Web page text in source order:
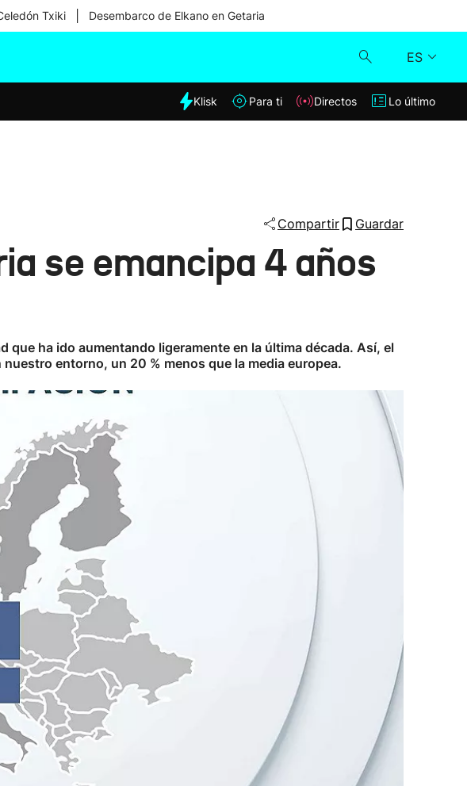
Txiki Desembarco de Elkano en Getaria
ES
Klisk
Lo último
Klisk Para ti Directos Lo último
Compartir Guardar
se emancipa 4 años
que ha ido aumentando ligeramente en la última década. Así, el
entorno, un 20 % menos que la media europea.